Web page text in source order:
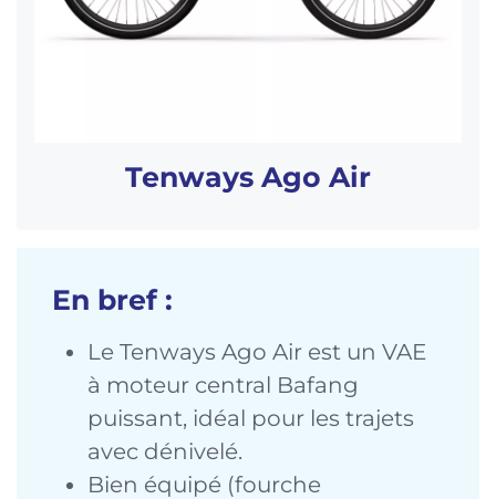
Tenways Ago Air
En bref :
Le Tenways Ago Air est un VAE
à moteur central Bafang
puissant, idéal pour les trajets
avec dénivelé.
Bien équipé (fourche